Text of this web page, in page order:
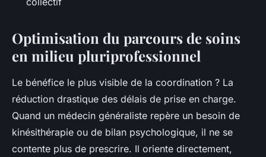
Optimisation du parcours de soins
en milieu pluriprofessionnel
Le bénéfice le plus visible de la coordination ? La
réduction drastique des délais de prise en charge.
Quand un médecin généraliste repère un besoin de
kinésithérapie ou de bilan psychologique, il ne se
contente plus de prescrire. Il oriente directement,